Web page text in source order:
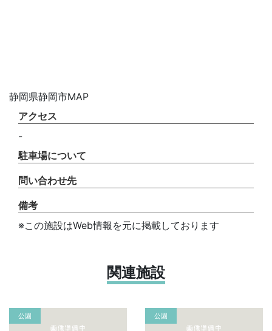
静岡県静岡市MAP
アクセス
-
駐車場について
問い合わせ先
備考
※この施設はWeb情報を元に掲載しております
関連施設
公園 公園